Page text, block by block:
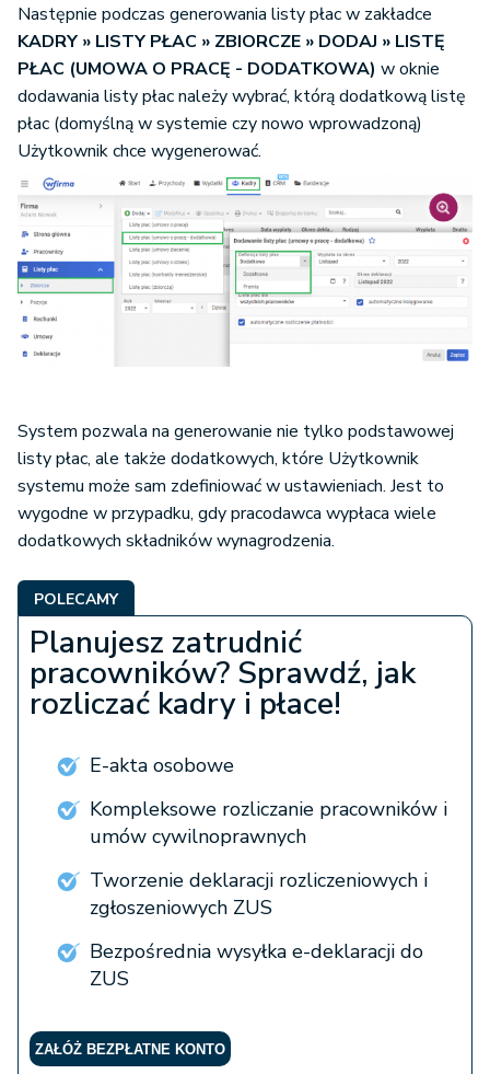
Następnie podczas generowania listy płac w zakładce
KADRY » LISTY PŁAC » ZBIORCZE » DODAJ » LISTĘ
PŁAC (UMOWA O PRACĘ - DODATKOWA) w oknie
dodawania listy płac należy wybrać, którą dodatkową listę
płac (domyślną w systemie czy nowo wprowadzoną)
Użytkownik chce wygenerować.
System pozwala na generowanie nie tylko podstawowej
listy płac, ale także dodatkowych, które Użytkownik
systemu może sam zdefiniować w ustawieniach. Jest to
wygodne w przypadku, gdy pracodawca wypłaca wiele
dodatkowych składników wynagrodzenia.
POLECAMY
Planujesz zatrudnić
pracowników? Sprawdź, jak
rozliczać kadry i płace!
E-akta osobowe
Kompleksowe rozliczanie pracowników i
umów cywilnoprawnych
Tworzenie deklaracji rozliczeniowych i
zgłoszeniowych ZUS
Bezpośrednia wysyłka e-deklaracji do
ZUS
ZAŁÓŻ BEZPŁATNE KONTO